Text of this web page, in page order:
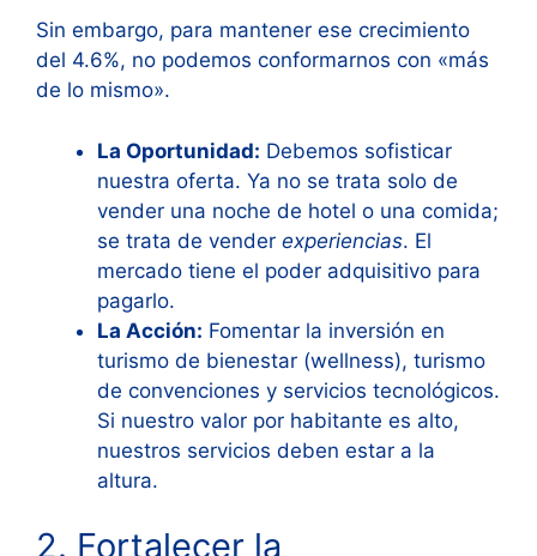
Sin embargo, para mantener ese crecimiento
del 4.6%, no podemos conformarnos con «más
de lo mismo».
La Oportunidad: Debemos sofisticar
nuestra oferta. Ya no se trata solo de
vender una noche de hotel o una comida;
se trata de vender experiencias. El
mercado tiene el poder adquisitivo para
pagarlo.
La Acción: Fomentar la inversión en
turismo de bienestar (wellness), turismo
de convenciones y servicios tecnológicos.
Si nuestro valor por habitante es alto,
nuestros servicios deben estar a la
altura.
2. Fortalecer la